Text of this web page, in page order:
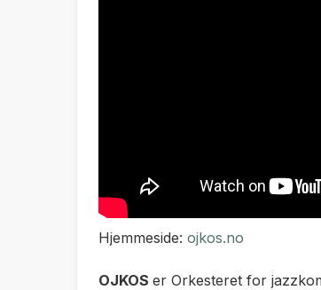
Hjemmeside: ojkos.no
OJKOS er Orkesteret for